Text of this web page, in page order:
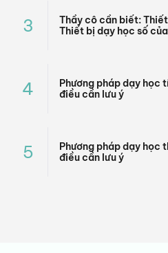
3
Thầy cô cần biết:
Thiết bị dạy học số
4
Phương pháp dạy học
điều cần lưu ý
5
Phương pháp dạy học
điều cần lưu ý